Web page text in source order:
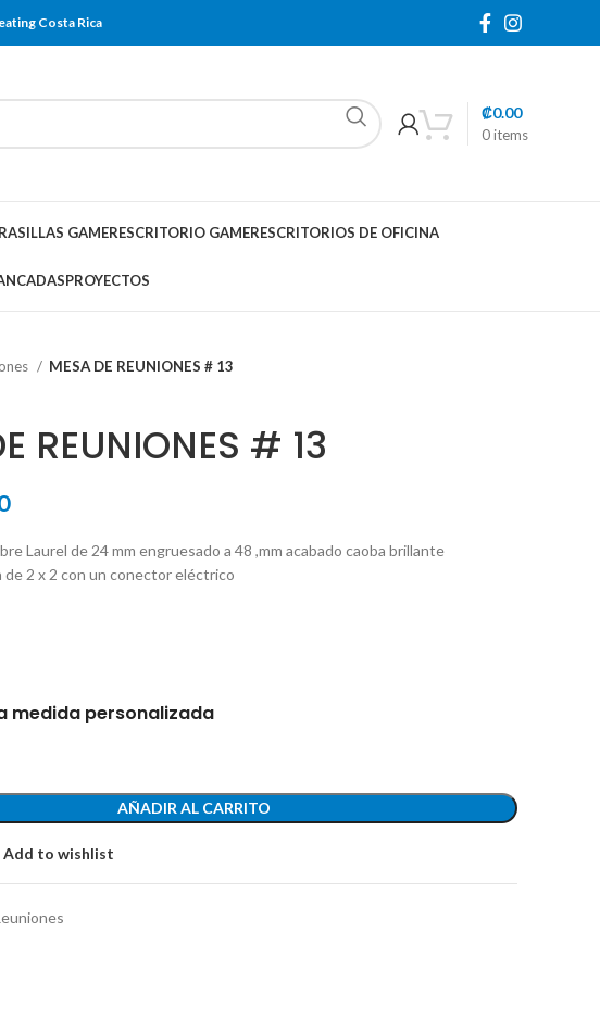
Costa Rica
0items
₡0.00
SILLAS GAMERESCRITORIO GAMERESCRITORIOS DE OFICINA
PROYECTOS
MESA DE REUNIONES # 13
REUNIONES # 13
Laurel de 24 mm engruesado a 48 ,mm acabado caoba brillante
2 x 2 con un conector eléctrico
medida personalizada
AÑADIR AL CARRITO
Add to wishlist